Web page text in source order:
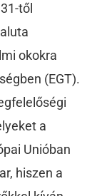
től
okokra
(EGT).
a
Unióban
hiszen a